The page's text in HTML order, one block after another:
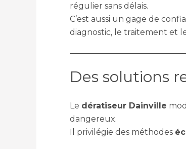
régulier sans délais.
C’est aussi un gage de
diagnostic, le traitement et
Des solutions
Le dératiseur Dainville
dangereux.
Il privilégie des méthodes